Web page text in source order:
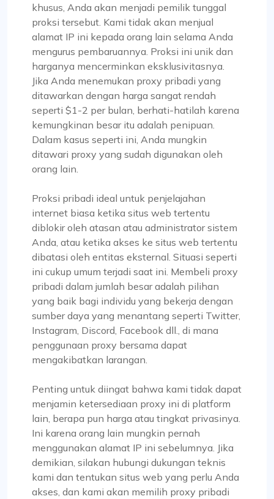
Matius Toland
Saya telah menggunakan proxycompass
untuk…
Saya telah menggunakan proxycompass selama
kurang lebih 7 hingga 8 bulan. Secara
keseluruhan, pengalaman saya bersama mereka
sebagian besar positif. Meskipun ada beberapa
yang membuat frustrasi, permasalahan tersebut
telah diselesaikan dan diberi kompensasi secara
memadai, dan insiden seperti ini jarang terjadi.
Selama masa-masa ini, saya menghubungi tim
dukungan mereka dan terkesan dengan
profesionalisme mereka. Saya ingin memberikan
penghargaan khusus kepada Alex atas
tanggapannya yang cepat dan kemampuannya
dalam menemukan solusi terhadap masalah apa
pun dengan cepat.
Secara keseluruhan, pengalaman saya dengan
Proxycompass sangat baik. Mereka adalah
melanjutkan hubungan saya dengan mereka.
Quentin Roche
khusus, Anda akan menjadi pemilik tunggal
proksi tersebut. Kami tidak akan menjual
alamat IP ini kepada orang lain selama Anda
mengurus pembaruannya. Proksi ini unik dan
harganya mencerminkan eksklusivitasnya.
Jika Anda menemukan proxy pribadi yang
ditawarkan dengan harga sangat rendah
seperti $1-2 per bulan, berhati-hatilah karena
kemungkinan besar itu adalah penipuan.
Dalam kasus seperti ini, Anda mungkin
ditawari proxy yang sudah digunakan oleh
orang lain.
Proksi pribadi ideal untuk penjelajahan
internet biasa ketika situs web tertentu
diblokir oleh atasan atau administrator sistem
Anda, atau ketika akses ke situs web tertentu
dibatasi oleh entitas eksternal. Situasi seperti
ini cukup umum terjadi saat ini. Membeli proxy
pribadi dalam jumlah besar adalah pilihan
yang baik bagi individu yang bekerja dengan
sumber daya yang menantang seperti Twitter,
Instagram, Discord, Facebook dll., di mana
penggunaan proxy bersama dapat
mengakibatkan larangan.
Penting untuk diingat bahwa kami tidak dapat
menjamin ketersediaan proxy ini di platform
lain, berapa pun harga atau tingkat privasinya.
Ini karena orang lain mungkin pernah
menggunakan alamat IP ini sebelumnya. Jika
demikian, silakan hubungi dukungan teknis
kami dan tentukan situs web yang perlu Anda
akses, dan kami akan memilih proxy pribadi